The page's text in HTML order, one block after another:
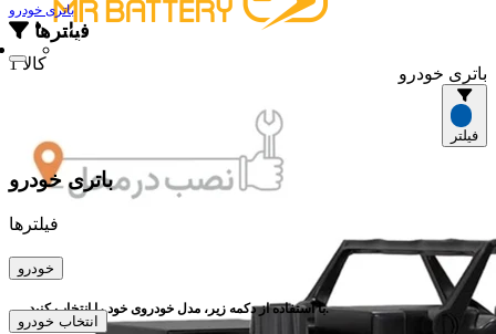
1 کالا
باتری خودرو
فیلترها
باتری خودرو
فیلتر
باتری خودرو
فیلترها
خودرو
با استفاده از دکمه زیر، مدل خودروی خود را انتخاب کنید.
انتخاب خودرو